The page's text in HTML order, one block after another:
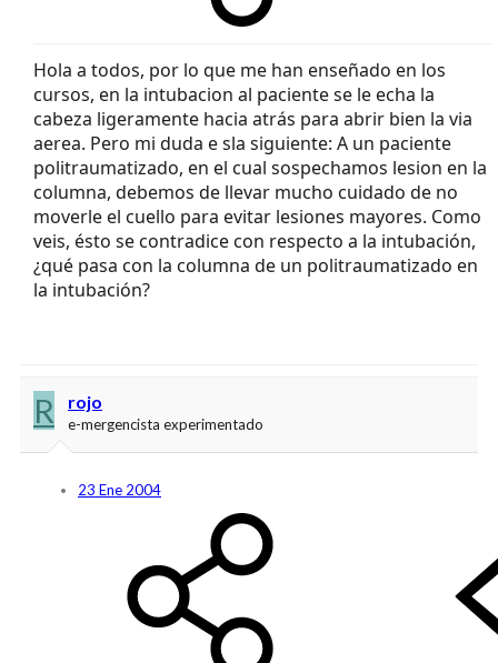
Hola a todos, por lo que me han enseñado en los
cursos, en la intubacion al paciente se le echa la
cabeza ligeramente hacia atrás para abrir bien la via
aerea. Pero mi duda e sla siguiente: A un paciente
politraumatizado, en el cual sospechamos lesion en la
columna, debemos de llevar mucho cuidado de no
moverle el cuello para evitar lesiones mayores. Como
veis, ésto se contradice con respecto a la intubación,
¿qué pasa con la columna de un politraumatizado en
la intubación?
R rojo
e-mergencista experimentado
23 Ene 2004